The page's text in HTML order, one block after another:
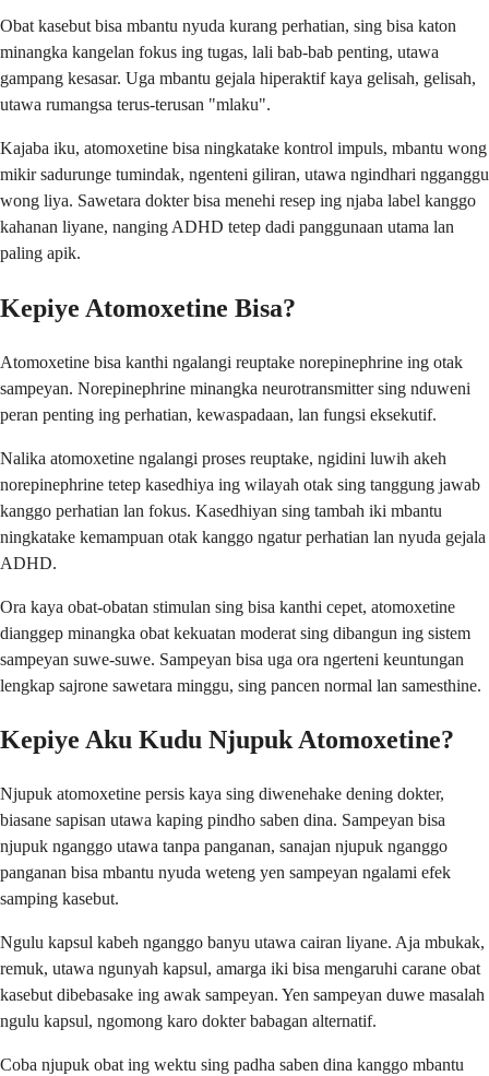
Obat kasebut bisa mbantu nyuda kurang perhatian, sing bisa katon
minangka kangelan fokus ing tugas, lali bab-bab penting, utawa
gampang kesasar. Uga mbantu gejala hiperaktif kaya gelisah, gelisah,
utawa rumangsa terus-terusan "mlaku".
Kajaba iku, atomoxetine bisa ningkatake kontrol impuls, mbantu wong
mikir sadurunge tumindak, ngenteni giliran, utawa ngindhari ngganggu
wong liya. Sawetara dokter bisa menehi resep ing njaba label kanggo
kahanan liyane, nanging ADHD tetep dadi panggunaan utama lan
paling apik.
Kepiye Atomoxetine Bisa?
Atomoxetine bisa kanthi ngalangi reuptake norepinephrine ing otak
sampeyan. Norepinephrine minangka neurotransmitter sing nduweni
peran penting ing perhatian, kewaspadaan, lan fungsi eksekutif.
Nalika atomoxetine ngalangi proses reuptake, ngidini luwih akeh
norepinephrine tetep kasedhiya ing wilayah otak sing tanggung jawab
kanggo perhatian lan fokus. Kasedhiyan sing tambah iki mbantu
ningkatake kemampuan otak kanggo ngatur perhatian lan nyuda gejala
ADHD.
Ora kaya obat-obatan stimulan sing bisa kanthi cepet, atomoxetine
dianggep minangka obat kekuatan moderat sing dibangun ing sistem
sampeyan suwe-suwe. Sampeyan bisa uga ora ngerteni keuntungan
lengkap sajrone sawetara minggu, sing pancen normal lan samesthine.
Kepiye Aku Kudu Njupuk Atomoxetine?
Njupuk atomoxetine persis kaya sing diwenehake dening dokter,
biasane sapisan utawa kaping pindho saben dina. Sampeyan bisa
njupuk nganggo utawa tanpa panganan, sanajan njupuk nganggo
panganan bisa mbantu nyuda weteng yen sampeyan ngalami efek
samping kasebut.
Ngulu kapsul kabeh nganggo banyu utawa cairan liyane. Aja mbukak,
remuk, utawa ngunyah kapsul, amarga iki bisa mengaruhi carane obat
kasebut dibebasake ing awak sampeyan. Yen sampeyan duwe masalah
ngulu kapsul, ngomong karo dokter babagan alternatif.
Coba njupuk obat ing wektu sing padha saben dina kanggo mbantu